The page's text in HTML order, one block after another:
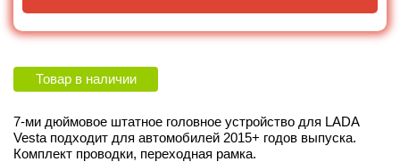
Товар в наличии
7-ми дюймовое штатное головное устройство для LADA
Vesta подходит для автомобилей 2015+ годов выпуска.
Комплект проводки, переходная рамка.